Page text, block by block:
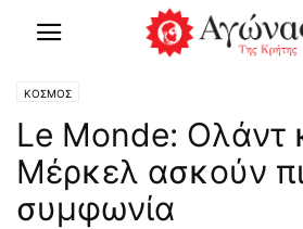
ΚΟΣΜΟΣ
Le Monde: Ολάντ
Μέρκελ ασκούν
συμφωνία